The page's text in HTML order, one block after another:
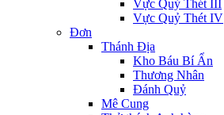
Vực Quỷ Thét III
Vực Quỷ Thét IV
Đơn
Thánh Địa
Kho Báu Bí Ẩn
Thương Nhân
Đánh Quỷ
Mê Cung